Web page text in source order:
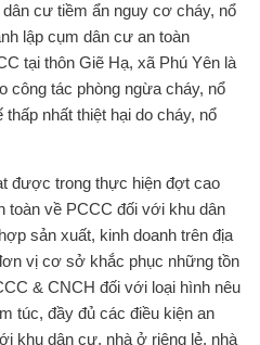
cư tiềm ẩn nguy cơ cháy, nổ
lập cụm dân cư an toàn
tại thôn Giẽ Hạ, xã Phú Yên là
công tác phòng ngừa cháy, nổ
nhất thiệt hại do cháy, nổ
được trong thực hiện đợt cao
toàn về PCCC đối với khu dân
sản xuất, kinh doanh trên địa
vị cơ sở khắc phục những tồn
& CNCH đối với loại hình nêu
túc, đầy đủ các điều kiện an
khu dân cư, nhà ở riêng lẻ, nhà